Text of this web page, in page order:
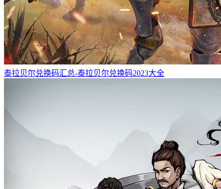
泰拉贝尔兑换码汇总-泰拉贝尔兑换码2023大全